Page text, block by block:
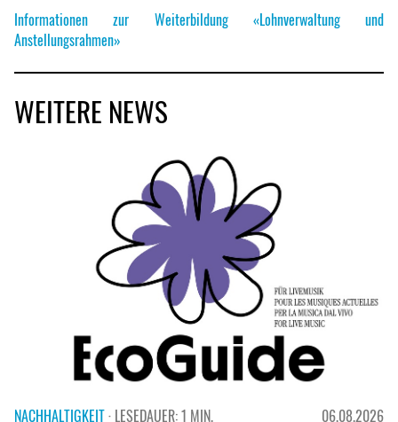
Informationen zur Weiterbildung «Lohnverwaltung und
Anstellungsrahmen»
WEITERE NEWS
NACHHALTIGKEIT· LESEDAUER: 1 MIN. 06.08.2026